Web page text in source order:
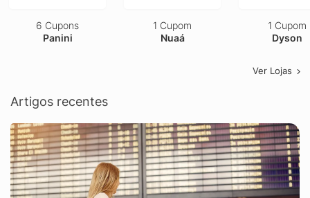
6 Cupons
Panini
1 Cupom
Nuaá
1 Cupom
Dyson
Ver Lojas
Artigos recentes